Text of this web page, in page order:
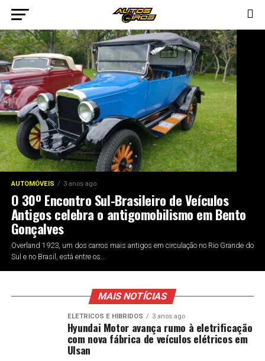
AUTOMÓVEIS 3 anos ago
O 30º Encontro Sul-Brasileiro de Veículos
Antigos celebra o antigomobilismo em Bento
Gonçalves
Overland 1923, um dos carros mais antigos em circulação no Rio Grande do
Sul e no Brasil, está entre os...
MAIS NOTÍCIAS
ELÉTRICOS E HÍBRIDOS 3 anos ago
Hyundai Motor avança rumo à eletrificação
com nova fábrica de veículos elétricos em
Ulsan